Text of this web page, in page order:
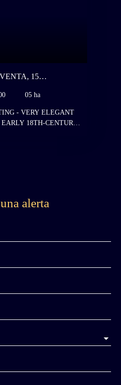
15
05 ha
- VERY ELEGANT
18TH-CENTURY
to the architect and
in 1745, the chateau
rare distinction
to one of the greatest
at Palace of Versailles
remains in very good
alerta